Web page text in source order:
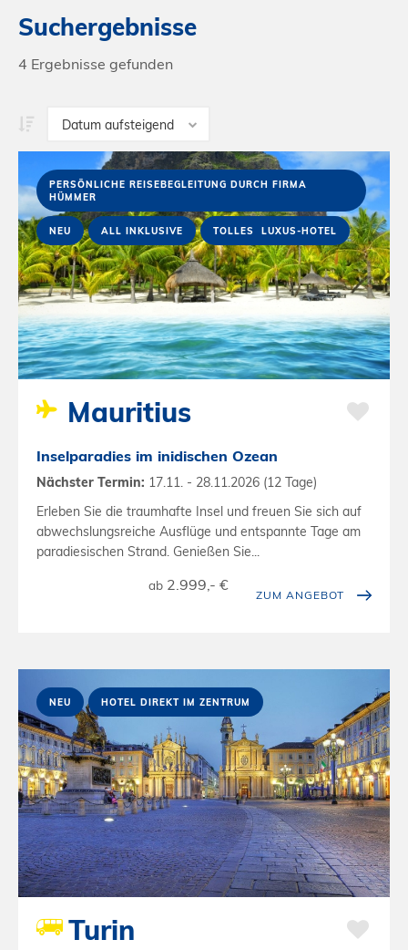
Suchergebnisse
4 Ergebnisse gefunden
PERSÖNLICHE REISEBEGLEITUNG DURCH FIRMA
HÜMMER
NEU ALL INKLUSIVE TOLLES LUXUS-HOTEL
Mauritius
Inselparadies im inidischen Ozean
Nächster Termin: 17.11. - 28.11.2026 (12 Tage)
Erleben Sie die traumhafte Insel und freuen Sie sich auf
abwechslungsreiche Ausflüge und entspannte Tage am
paradiesischen Strand. Genießen Sie...
ab 2.999,- €
ZUM ANGEBOT
NEU HOTEL DIREKT IM ZENTRUM
Turin